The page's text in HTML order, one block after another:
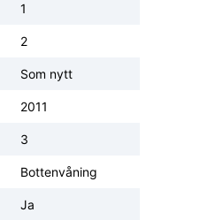
1
2
Som nytt
2011
3
Bottenvåning
Ja